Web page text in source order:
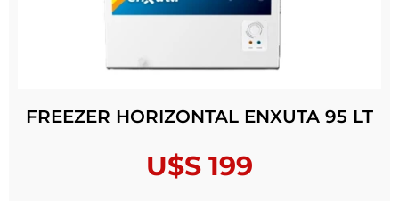
FREEZER HORIZONTAL ENXUTA 95 LT
U$S 199